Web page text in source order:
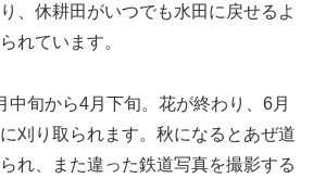
、休耕田がいつでも水田に戻せるよ
れています。
中旬から4月下旬。花が終わり、6月
刈り取られます。秋になるとあぜ道
れ、また違った鉄道写真を撮影する